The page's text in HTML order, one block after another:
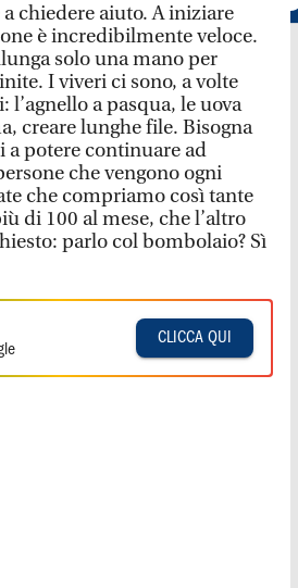
chiedere aiuto. A iniziare
è incredibilmente veloce.
solo una mano per
I viveri ci sono, a volte
a pasqua, le uova
creare lunghe file. Bisogna
a potere continuare ad
che vengono ogni
che compriamo così tante
di 100 al mese, che l’altro
parlo col bombolaio? Sì
CLICCA QUI